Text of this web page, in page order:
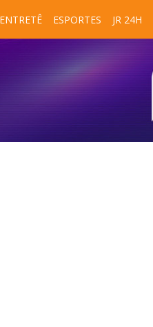
ENTRETÊ ESPORTES JR 24H